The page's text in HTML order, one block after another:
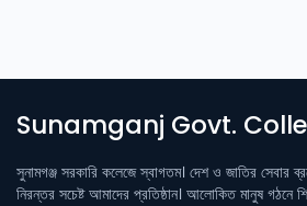
Sunamganj Govt.
সুনামগঞ্জ সরকারি কলেজে স্বাগতম। দেশ ও জাতির সেবার
নিরন্তর সচেষ্ট আমাদের প্রতিষ্ঠান। আলোকিত মানুষ গঠনে